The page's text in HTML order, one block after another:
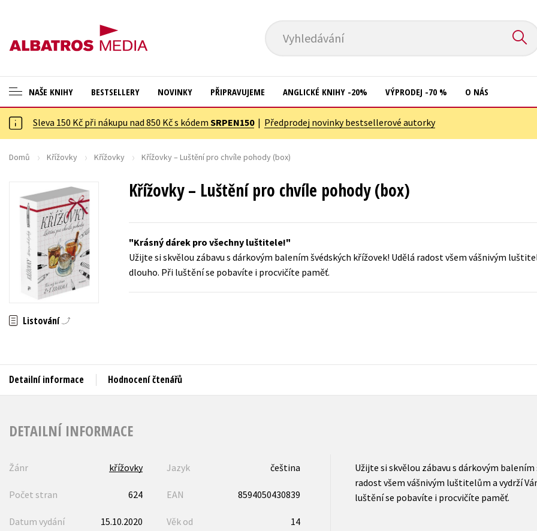
Vyhledávání
NAŠE KNIHY
ANGLICKÉ KNIHY -20 %
VÝPRODEJ -70 %
ASTERIX S DÁRKEM
🎁DÁRKOVÉ PUBLIKACE
✉️ DÁRKOVÉ POUKAZY
Auto - moto
Beletrie pro děti
Beletrie pro dospělé
Cestování
Dárkové publikace
Digitální fotografie
Esoterika a duchovní svět
Historie a military
Hobby
Jazyky
New Adult
Ostatní
Populárně - naučná pro dospělé
Populárně - naučné pro děti
Umění a kultura
Young adult (SK)
Všechny tituly
BESTSELLERY NOVINKY PŘIPRAVUJEME ANGLICKÉ KNIHY -20% VÝPRODEJ -70 % O NÁS
Sleva 150 Kč při nákupu nad 850 Kč s kódem SRPEN150| Předprodej novinky bestsellerové autorky
Domů Křížovky Křížovky Křížovky – Luštění pro chvíle pohody (box)
Křížovky – Luštění pro chvíle pohody (box)
Listování
Krásný dárek pro všechny luštitele!
Užijte si skvělou zábavu s dárkovým balením švédských křížovek! Udělá radost všem vášnivým
dlouho. Při luštění se pobavíte i procvičíte paměť.
Detailní informace Hodnocení čtenářů
DETAILNÍ INFORMACE
Žánr křížovky Jazyk čeština
Počet stran 624 EAN 8594050430839
Datum vydání 15.10.2020 Věk od 14
Užijte si skvělou zábavu s dárkovým balením
radost všem vášnivým luštitelům a vydrží
luštění se pobavíte i procvičíte paměť.